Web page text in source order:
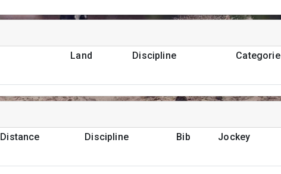
Land Discipline Categorie
Distance Discipline Bib Jockey